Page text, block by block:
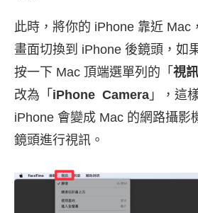
此時，將你的 iPhone 靠近 Mac
畫面切換到 iPhone 後鏡頭，如
按一下 Mac 頂端選單列的「 視訊
改為「 iPhone Camera 」，這
iPhone 會變成 Mac 的網路攝影
鏡頭進行視訊。